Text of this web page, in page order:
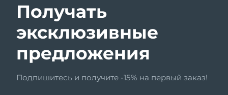
Получать
эксклюзивные
предложения
Подпишитесь и получите -15% на первый заказ!